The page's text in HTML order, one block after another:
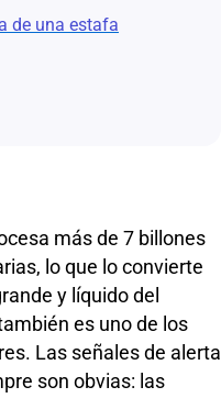
de una estafa
más de 7 billones
lo que lo convierte
y líquido del
es uno de los
Las señales de alerta
son obvias: las